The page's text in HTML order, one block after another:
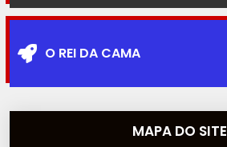
O REI DA CAMA
MAPA DO SITE